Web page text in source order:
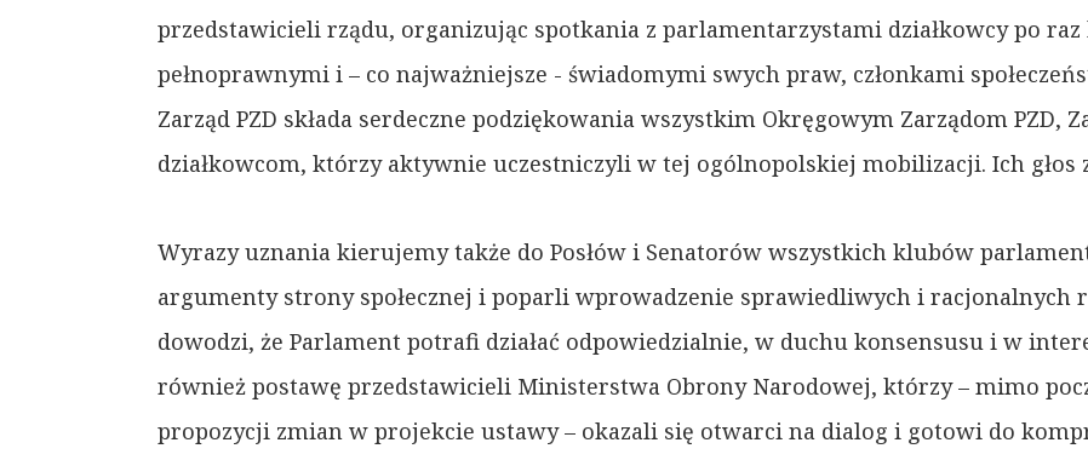
przedstawicieli rządu, organizując spotkania z parlamentarzystami działkowcy po
pełnoprawnymi i – co najważniejsze - świadomymi swych praw, członkami
Zarząd PZD składa serdeczne podziękowania wszystkim Okręgowym Zarządom PZD,
działkowcom, którzy aktywnie uczestniczyli w tej ogólnopolskiej mobilizacji. Ich głos
Wyrazy uznania kierujemy także do Posłów i Senatorów wszystkich klubów
argumenty strony społecznej i poparli wprowadzenie sprawiedliwych i racjonalnych
dowodzi, że Parlament potrafi działać odpowiedzialnie, w duchu konsensusu i w
również postawę przedstawicieli Ministerstwa Obrony Narodowej, którzy – mimo
propozycji zmian w projekcie ustawy – okazali się otwarci na dialog i gotowi do